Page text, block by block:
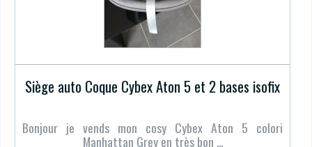
Siège auto Coque Cybex Aton 5 et 2 bases isofix
Bonjour je vends mon cosy Cybex Aton 5 colori
Manhattan Grey en très bon ...